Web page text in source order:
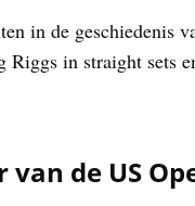
in de geschiedenis
in straight sets
de US